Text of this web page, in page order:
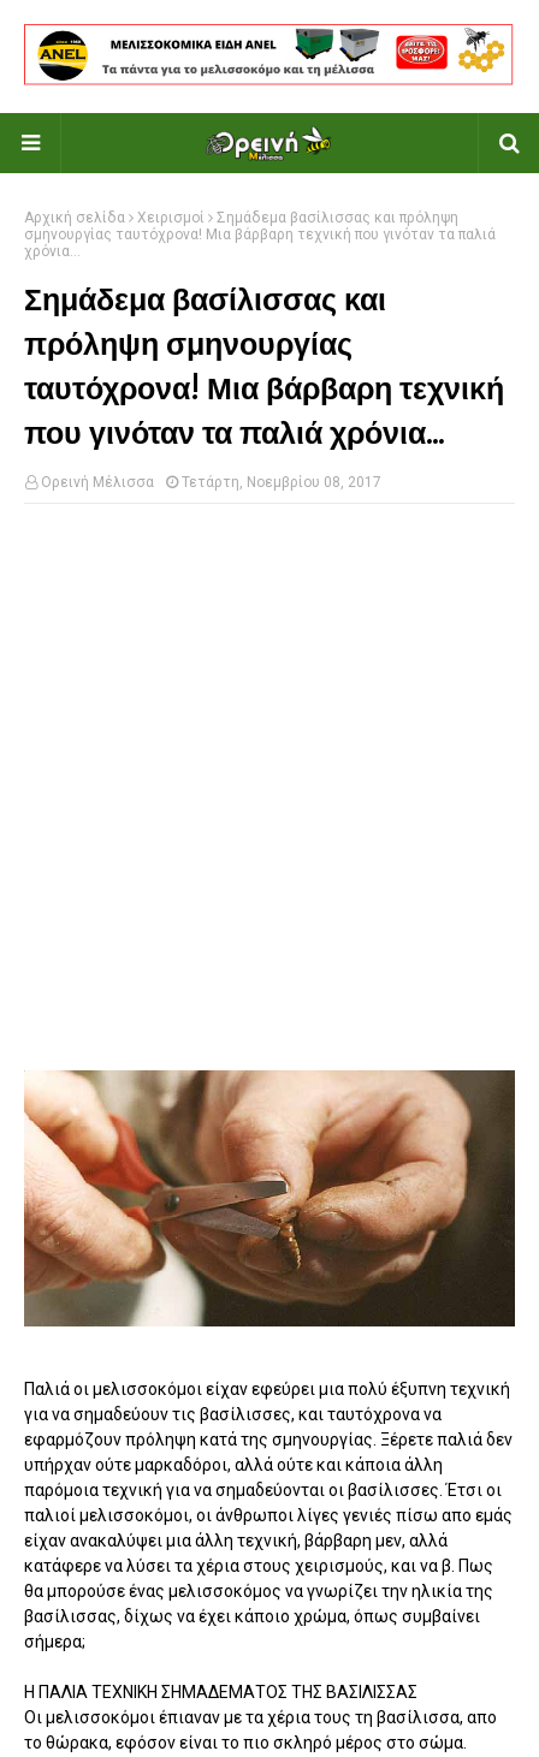
Αρχική σελίδα Χειρισμοί
Σημάδεμα βασίλισσας και πρόληψη
σμηνουργίας ταυτόχρονα! Μια βάρβαρη τεχνική που γινόταν τα παλιά
χρόνια...
Σημάδεμα βασίλισσας και
πρόληψη σμηνουργίας
ταυτόχρονα! Μια βάρβαρη τεχνική
που γινόταν τα παλιά χρόνια...
Ορεινή Μέλισσα Τετάρτη, Νοεμβρίου 08, 2017
Παλιά οι μελισσοκόμοι είχαν εφεύρει μια πολύ έξυπνη τεχνική
για να σημαδεύουν τις βασίλισσες, και ταυτόχρονα να
εφαρμόζουν πρόληψη κατά της σμηνουργίας. Ξέρετε παλιά δεν
υπήρχαν ούτε μαρκαδόροι, αλλά ούτε και κάποια άλλη
παρόμοια τεχνική για να σημαδεύονται οι βασίλισσες. Έτσι οι
παλιοί μελισσοκόμοι, οι άνθρωποι λίγες γενιές πίσω απο εμάς
είχαν ανακαλύψει μια άλλη τεχνική, βάρβαρη μεν, αλλά
κατάφερε να λύσει τα χέρια στους χειρισμούς, και να β. Πως
θα μπορούσε ένας μελισσοκόμος να γνωρίζει την ηλικία της
βασίλισσας, δίχως να έχει κάποιο χρώμα, όπως συμβαίνει
σήμερα;
Η ΠΑΛΙΑ ΤΕΧΝΙΚΗ ΣΗΜΑΔΕΜΑΤΟΣ ΤΗΣ ΒΑΣΙΛΙΣΣΑΣ
Οι μελισσοκόμοι έπιαναν με τα χέρια τους τη βασίλισσα, απο
το θώρακα, εφόσον είναι το πιο σκληρό μέρος στο σώμα.